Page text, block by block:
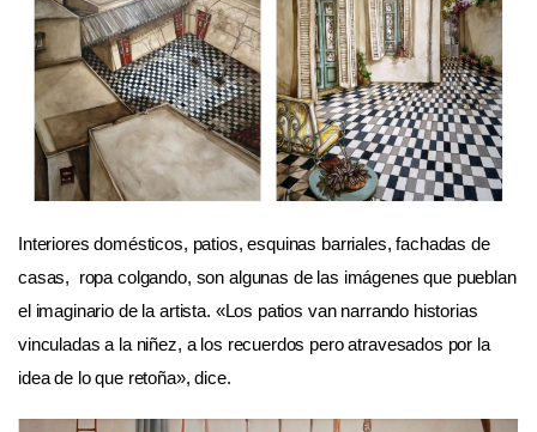
Interiores domésticos, patios, esquinas barriales, fachadas de
casas, ropa colgando, son algunas de las imágenes que pueblan
el imaginario de la artista. «Los patios van narrando historias
vinculadas a la niñez, a los recuerdos pero atravesados por la
idea de lo que retoña», dice.